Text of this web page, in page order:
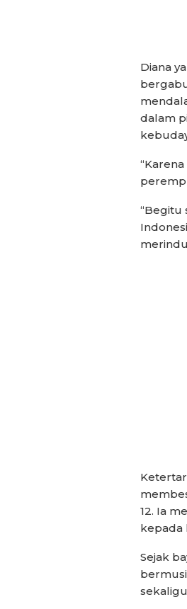
Diana
dalam
“Begitu
12. Ia
kepada
Sejak